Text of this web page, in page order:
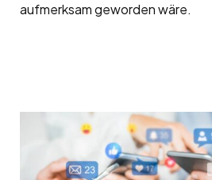
aufmerksam geworden wäre.